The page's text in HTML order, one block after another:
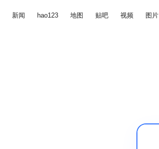
新闻 hao123 地图 贴吧 视频 图片